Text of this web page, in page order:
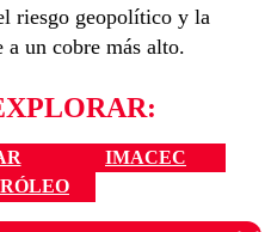
riesgo geopolítico y la
un cobre más alto.
IMACEC